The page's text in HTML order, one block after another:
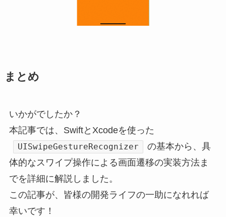
まとめ
いかがでしたか？
本記事では、SwiftとXcodeを使った
UISwipeGestureRecognizer
の基本から、具
体的なスワイプ操作による画面遷移の実装方法ま
でを詳細に解説しました。
この記事が、皆様の開発ライフの一助になれれば
幸いです！